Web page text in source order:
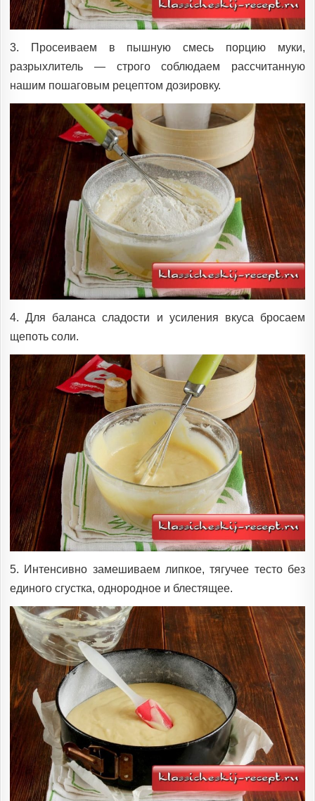
3. Просеиваем в пышную смесь порцию муки,
разрыхлитель — строго соблюдаем рассчитанную
нашим пошаговым рецептом дозировку.
4. Для баланса сладости и усиления вкуса бросаем
щепоть соли.
5. Интенсивно замешиваем липкое, тягучее тесто без
единого сгустка, однородное и блестящее.